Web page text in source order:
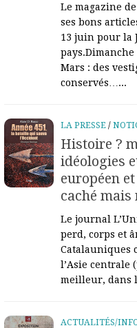
Le magazine
ses bons
13 juin pour la
pays.Dimanche
Mars : des
conservés…...
LA PRESSE /
Histoire ?
idéologies
européen
caché
Le journal
perd, corps et
Catalauniques
l’Asie centrale
meilleur, dans
ACTUALITÉS/